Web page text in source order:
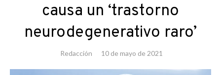
causa un ‘trastorno
neurodegenerativo raro’
Redacción 10 de mayo de 2021